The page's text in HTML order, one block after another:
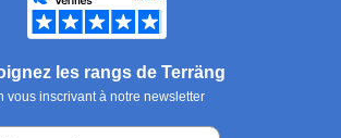
les rangs de Terräng
vous inscrivant à notre newsletter